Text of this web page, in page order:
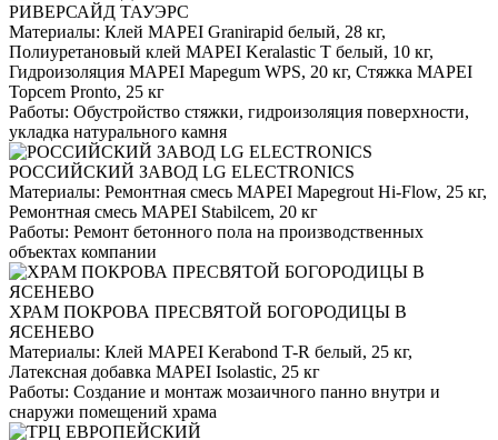
РИВЕРСАЙД ТАУЭРС
Материалы: Клей MAPEI Granirapid белый, 28 кг,
Полиуретановый клей MAPEI Keralastic T белый, 10 кг,
Гидроизоляция MAPEI Mapegum WPS, 20 кг, Стяжка MAPEI
Topcem Pronto, 25 кг
Работы: Обустройство стяжки, гидроизоляция поверхности,
укладка натурального камня
РОССИЙСКИЙ ЗАВОД LG ELECTRONICS
Материалы: Ремонтная смесь MAPEI Mapegrout Hi-Flow, 25 кг,
Ремонтная смесь MAPEI Stabilcem, 20 кг
Работы: Ремонт бетонного пола на производственных
объектах компании
ХРАМ ПОКРОВА ПРЕСВЯТОЙ БОГОРОДИЦЫ В
ЯСЕНЕВО
Материалы: Клей MAPEI Kerabond T-R белый, 25 кг,
Латексная добавка MAPEI Isolastic, 25 кг
Работы: Создание и монтаж мозаичного панно внутри и
снаружи помещений храма